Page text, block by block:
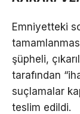
Emniyetteki
şüpheli,
tarafından
suçlamalar
teslim edildi.